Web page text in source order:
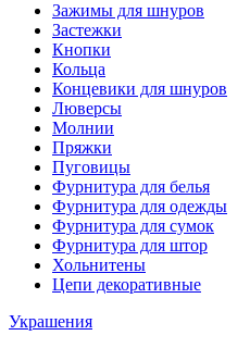
Зажимы для шнуров
Застежки
Кнопки
Кольца
Концевики для шнуров
Люверсы
Молнии
Пряжки
Пуговицы
Фурнитура для белья
Фурнитура для одежды
Фурнитура для сумок
Фурнитура для штор
Хольнитены
Цепи декоративные
Украшения